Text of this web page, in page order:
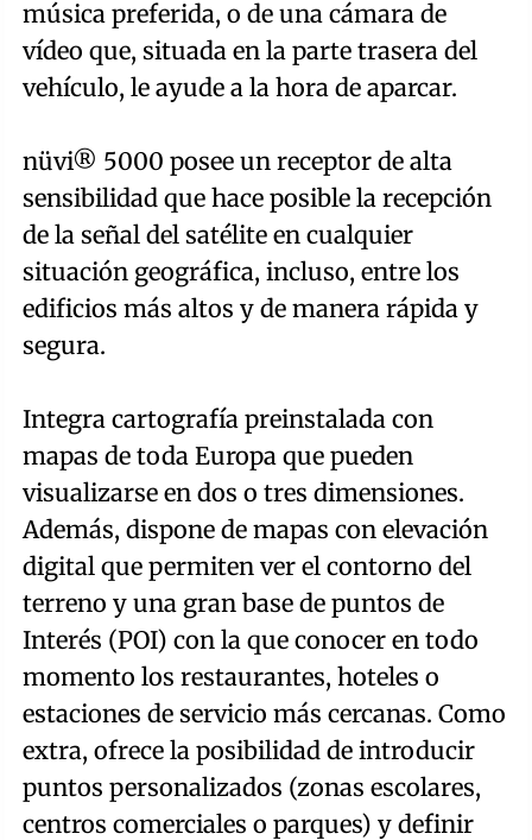
música preferida, o de una cámara de
vídeo que, situada en la parte trasera del
vehículo, le ayude a la hora de aparcar.
nüvi® 5000 posee un receptor de alta
sensibilidad que hace posible la recepción
de la señal del satélite en cualquier
situación geográfica, incluso, entre los
edificios más altos y de manera rápida y
segura.
Integra cartografía preinstalada con
mapas de toda Europa que pueden
visualizarse en dos o tres dimensiones.
Además, dispone de mapas con elevación
digital que permiten ver el contorno del
terreno y una gran base de puntos de
Interés (POI) con la que conocer en todo
momento los restaurantes, hoteles o
estaciones de servicio más cercanas. Como
extra, ofrece la posibilidad de introducir
puntos personalizados (zonas escolares,
centros comerciales o parques) y definir